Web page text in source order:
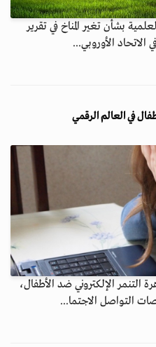
بشأن تغير المناخ في تقرير
الأوروبي...
في العالم الرقمي
التنمر الإلكتروني ضد الأطفال،
التواصل الاجتما...